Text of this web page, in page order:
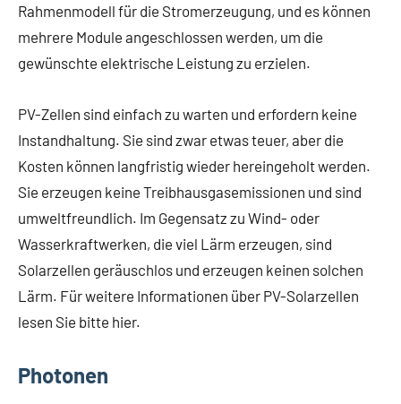
Rahmenmodell für die Stromerzeugung, und es können
mehrere Module angeschlossen werden, um die
gewünschte elektrische Leistung zu erzielen.
PV-Zellen sind einfach zu warten und erfordern keine
Instandhaltung. Sie sind zwar etwas teuer, aber die
Kosten können langfristig wieder hereingeholt werden.
Sie erzeugen keine Treibhausgasemissionen und sind
umweltfreundlich. Im Gegensatz zu Wind- oder
Wasserkraftwerken, die viel Lärm erzeugen, sind
Solarzellen geräuschlos und erzeugen keinen solchen
Lärm. Für weitere Informationen über PV-Solarzellen
lesen Sie bitte hier.
Photonen